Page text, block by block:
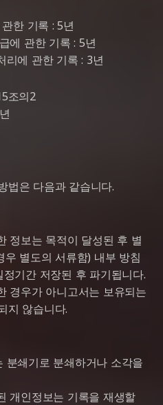
한 기록 : 5년
에 관한 기록 : 5년
리에 관한 기록 : 3년
조의2
법은 다음과 같습니다.
정보는 목적이 달성된 후 별
별도의 서류함) 내부 방침
기간 저장된 후 파기됩니다.
경우가 아니고서는 보유되는
지 않습니다.
분쇄기로 분쇄하거나 소각을
개인정보는 기록을 재생할